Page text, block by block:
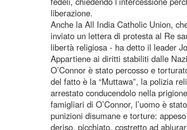
liberazione.
Anche la All India Catholic Union,
inviato un lettera di protesta al Re
libertà religiosa - ha detto il leader
Appartiene ai diritti stabiliti dalle
O’Connor è stato percosso e
del fatto è la “Muttawa”, la polizia
arrestato conducendolo nella
famigliari di O’Connor, l’uomo è
punizioni disumane e torture:
deriso, picchiato, costretto ad